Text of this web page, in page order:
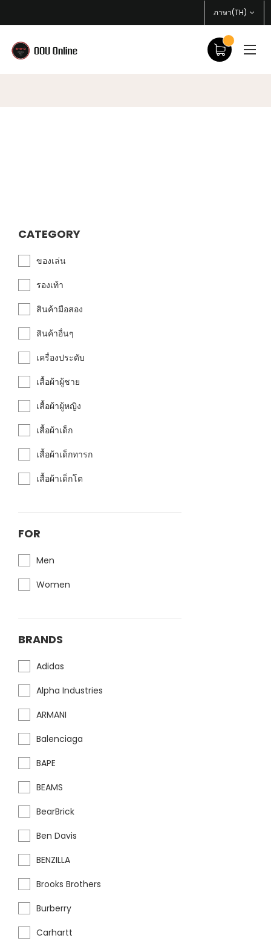
ภาษา(TH)
CATEGORY
ของเล่น
รองเท้า
สินค้ามือสอง
สินค้าอื่นๆ
เครื่องประดับ
เสื้อผ้าผู้ชาย
เสื้อผ้าผู้หญิง
เสื้อผ้าเด็ก
เสื้อผ้าเด็กทารก
เสื้อผ้าเด็กโต
FOR
Men
Women
BRANDS
Adidas
Alpha Industries
ARMANI
Balenciaga
BAPE
BEAMS
BearBrick
Ben Davis
BENZILLA
Brooks Brothers
Burberry
Carhartt